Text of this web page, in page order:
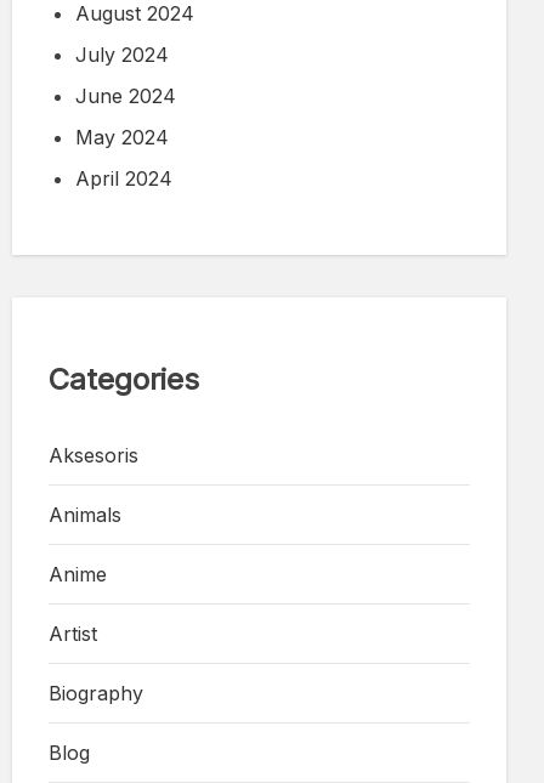
August 2024
July 2024
June 2024
May 2024
April 2024
Categories
Aksesoris
Animals
Anime
Artist
Biography
Blog